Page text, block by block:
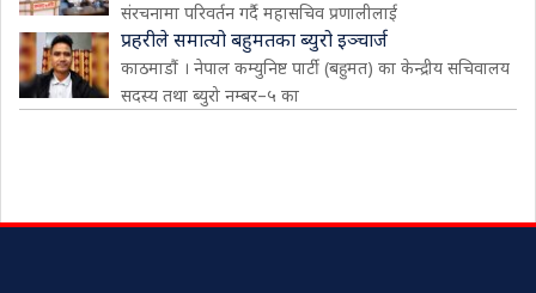
संरचनामा परिवर्तन गर्दै महासचिव प्रणालीलाई
प्रहरीले समात्यो बहुमतका ब्युरो इञ्चार्ज
काठमाडौं । नेपाल कम्युनिष्ट पार्टी (बहुमत) का केन्द्रीय सचिवालय
सदस्य तथा ब्युरो नम्बर–५ का